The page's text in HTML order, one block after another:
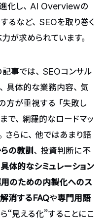
化し、AI Overviewの
るなど、SEOを取り巻く
が求められています。
記事では、SEOコンサル
具体的な業務内容、気
方が重視する「失敗し
で、網羅的なロードマッ
さらに、他ではあまり語
の教訓 、投資判断に不
体的なシミュレーション
のための内製化へのス
消するFAQや専門用語
“見える化”することにこ